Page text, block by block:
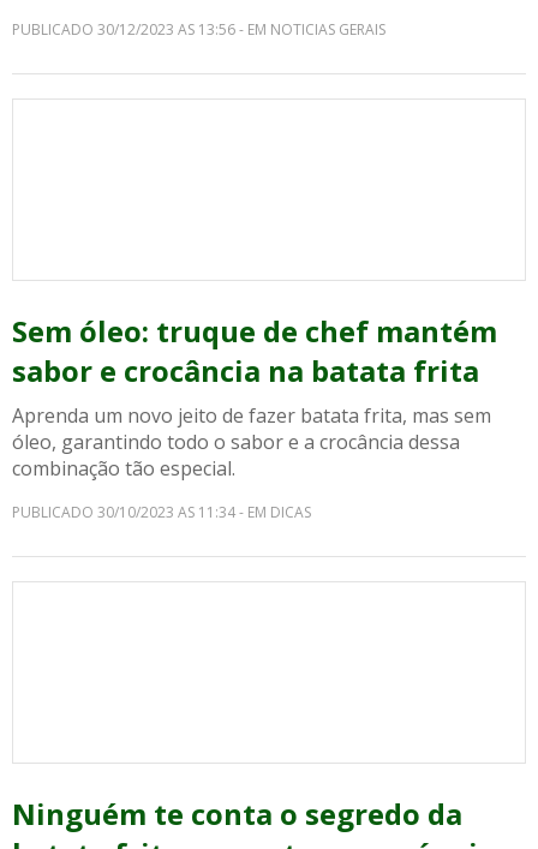
PUBLICADO 30/12/2023 AS 13:56 - EM NOTICIAS GERAIS
Sem óleo: truque de chef mantém
sabor e crocância na batata frita
Aprenda um novo jeito de fazer batata frita, mas sem
óleo, garantindo todo o sabor e a crocância dessa
combinação tão especial.
PUBLICADO 30/10/2023 AS 11:34 - EM DICAS
Ninguém te conta o segredo da